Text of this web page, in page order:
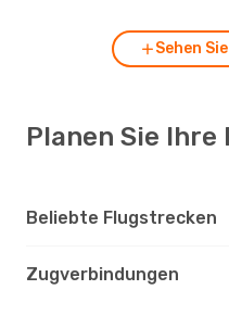
Sehen
Planen Sie Ihre
Beliebte Flugstrecken
Zugverbindungen